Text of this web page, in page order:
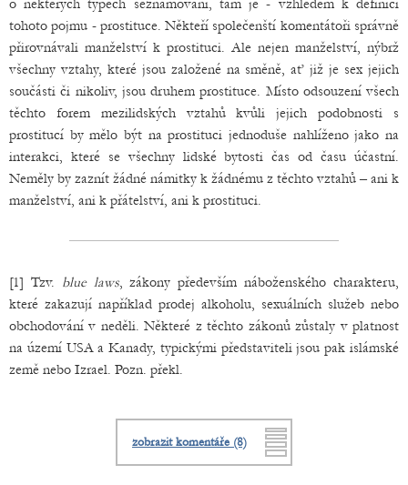
o některých typech seznamování, tam je - vzhledem k definici
tohoto pojmu - prostituce. Někteří společenští komentátoři správně
přirovnávali manželství k prostituci. Ale nejen manželství, nýbrž
všechny vztahy, které jsou založené na směně, ať již je sex jejich
součásti či nikoliv, jsou druhem prostituce. Místo odsouzení všech
těchto forem mezilidských vztahů kvůli jejich podobnosti s
prostitucí by mělo být na prostituci jednoduše nahlíženo jako na
interakci, které se všechny lidské bytosti čas od času účastní.
Neměly by zaznít žádné námitky k žádnému z těchto vztahů – ani k
manželství, ani k přátelství, ani k prostituci.
[1] Tzv. blue laws, zákony především náboženského charakteru,
které zakazují například prodej alkoholu, sexuálních služeb nebo
obchodování v neděli. Některé z těchto zákonů zůstaly v platnost
na území USA a Kanady, typickými představiteli jsou pak islámské
země nebo Izrael. Pozn. překl.
zobrazit komentáře (8)